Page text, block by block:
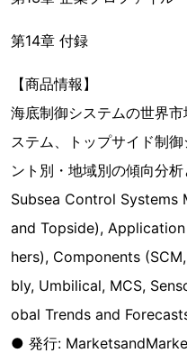
第14章 付録
【商品情報】
海底制御システムの世界
ステム、トップサイド制
ント別・地域別の傾向分析
Subsea Control
and Topside),
hers), Components
bly, Umbilical, MCS,
obal Trends and
● 発行: